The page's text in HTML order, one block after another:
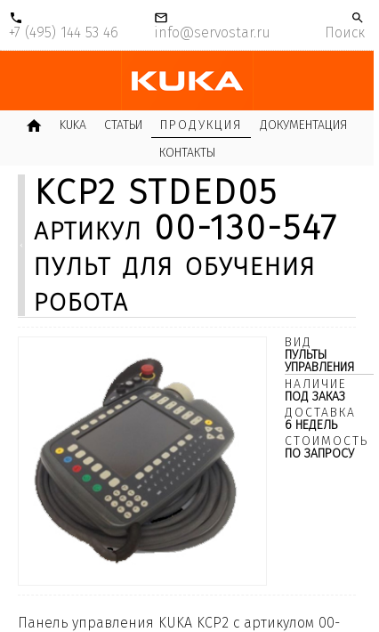
+7 (495) 144 53 46 info@servostar.ru Поиск
KUKA ПРОДУКЦИЯ ДОКУМЕНТАЦИЯ
СТАТЬИ
КОНТАКТЫ
KCP2 STDED05
артикул 00-130-547
пульт для обучения
робота
ВИД
ПУЛЬТЫ
УПРАВЛЕНИЯ
НАЛИЧИЕ
ПОД ЗАКАЗ
ДОСТАВКА
6 НЕДЕЛЬ
СТОИМОСТЬ
ПО ЗАПРОСУ
Панель управления KUKA KCP2 с артикулом 00-